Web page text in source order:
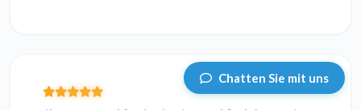
Chatten Sie mit uns